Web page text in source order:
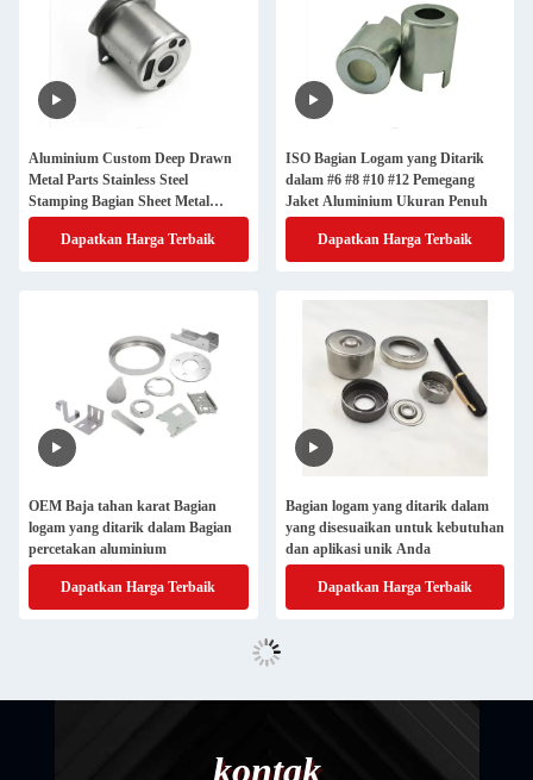
Aluminium Custom Deep Drawn
Metal Parts Stainless Steel
Stamping Bagian Sheet Metal
Fabrication
Dapatkan Harga Terbaik
ISO Bagian Logam yang Ditarik
dalam #6 #8 #10 #12 Pemegang
Jaket Aluminium Ukuran Penuh
Dapatkan Harga Terbaik
OEM Baja tahan karat Bagian
logam yang ditarik dalam Bagian
percetakan aluminium
Dapatkan Harga Terbaik
Bagian logam yang ditarik dalam
yang disesuaikan untuk kebutuhan
dan aplikasi unik Anda
Dapatkan Harga Terbaik
kontak